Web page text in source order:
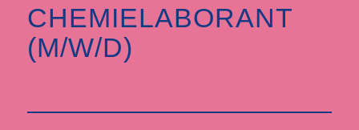
CHEMIELABORANT
(M/W/D)